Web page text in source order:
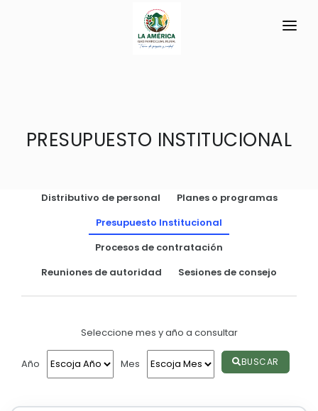
RESEÑA HISTÓRICA
Ubicación
GAD
GESTIÓN Y PRESUPUESTO
GESTIÓN INSTITUCIONAL
Convocatorias
GESTIÓN ADMINISTRATIVA
MECANISMOS DE PARTICIPACIÓN
CIUDADANÍA ACTIVA
PRESUPUESTO INSTITUCIONAL
Distributivo de personal
Planes o programas
Presupuesto Institucional
Procesos de contratación
Reuniones de autoridad
Sesiones de consejo
Seleccione mes y año a consultar
Año Mes BUSCAR